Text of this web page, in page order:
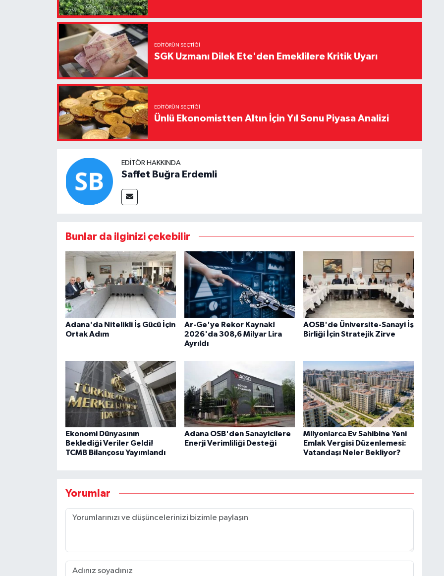
EDITÖRÜN SEÇTIĞI
SGK Uzmanı Dilek Ete'den Emeklilere Kritik Uyarı
EDITÖRÜN SEÇTIĞI
Ünlü Ekonomistten Altın İçin Yıl Sonu Piyasa Analizi
EDITÖR HAKKINDA
Saffet Buğra Erdemli
Bunlar da ilginizi çekebilir
Adana'da Nitelikli İş Gücü İçin
Ortak Adım
Ar-Ge'ye Rekor Kaynak!
2026'da 308,6 Milyar Lira
Ayrıldı
AOSB'de Üniversite-Sanayi İş
Birliği İçin Stratejik Zirve
Ekonomi Dünyasının
Beklediği Veriler Geldi!
TCMB Bilançosu Yayımlandı
Adana OSB'den Sanayicilere
Enerji Verimliliği Desteği
Milyonlarca Ev Sahibine Yeni
Emlak Vergisi Düzenlemesi:
Vatandaşı Neler Bekliyor?
Yorumlar